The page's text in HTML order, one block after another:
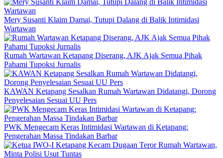
Mery Susanti Klaim Damai, Tutupi Dalang di Balik Intimidasi
Wartawan
Rumah Wartawan Ketapang Diserang, AJK Ajak Semua Pihak
Pahami Tupoksi Jurnalis
KAWAN Ketapang Sesalkan Rumah Wartawan Didatangi, Dorong
Penyelesaian Sesuai UU Pers
PWK Mengecam Keras Intimidasi Wartawan di Ketapang:
Pengerahan Massa Tindakan Barbar